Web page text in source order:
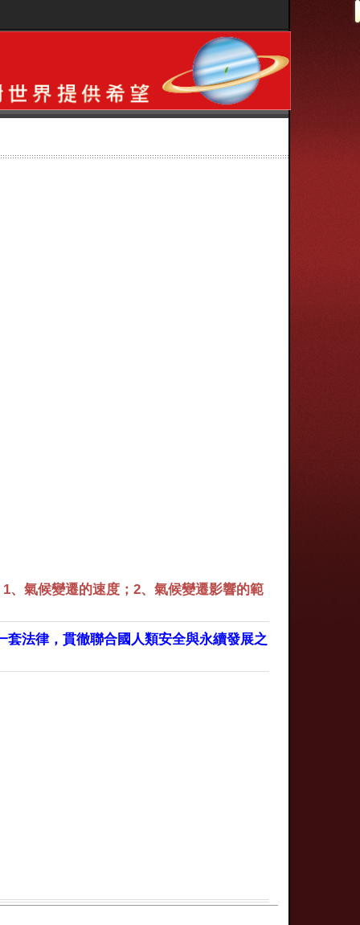
、氣候變遷的速度；2、氣候變遷影響的範
套法律，貫徹聯合國人類安全與永續發展之